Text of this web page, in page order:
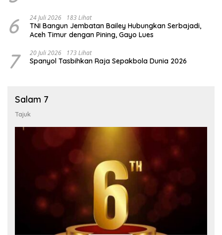
6 24 Juli 2026 183 Lihat
TNI Bangun Jembatan Bailey Hubungkan Serbajadi,
Aceh Timur dengan Pining, Gayo Lues
7 20 Juli 2026 173 Lihat
Spanyol Tasbihkan Raja Sepakbola Dunia 2026
Salam 7
Tajuk